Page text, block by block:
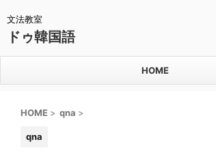
文法教室
ドゥ韓国語
HOME
HOME > qna >
qna